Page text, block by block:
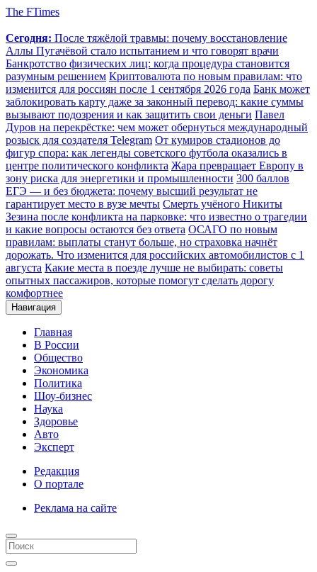
The FTimes
Сегодня: После тяжёлой травмы: почему восстановление
Аллы Пугачёвой стало испытанием и что говорят врачи
Банкротство физических лиц: когда процедура становится
разумным решением Криптовалюта по новым правилам: что
изменится для россиян после 1 сентября 2026 года Банк может
заблокировать карту даже за законный перевод: какие суммы
вызывают подозрения и как защитить свои деньги Павел
Дуров на перекрёстке: чем может обернуться международный
розыск для создателя Telegram От кумиров стадионов до
фигур спора: как легенды советского футбола оказались в
центре политического конфликта Жара превращает Европу в
зону риска для энергетики и промышленности 300 баллов
ЕГЭ — и без бюджета: почему высший результат не
гарантирует место в вузе мечты Смерть учёного Никиты
Зезина после конфликта на парковке: что известно о трагедии
и какие вопросы остаются без ответа ОСАГО по новым
правилам: выплаты станут больше, но страховка начнёт
дорожать. Что изменится для российских автомобилистов с 1
августа Какие места в поезде лучше не выбирать: советы
опытных пассажиров, которые помогут сделать дорогу
комфортнее
Навигация
Главная
В России
Общество
Экономика
Политика
Шоу-бизнес
Наука
Здоровье
Авто
Эксперт
Редакция
О портале
Реклама на сайте